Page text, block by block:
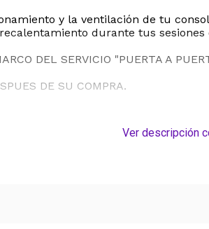
y la ventilación de tu
durante tus sesiones
DEL SERVICIO "PUERTA A
DE SU COMPRA.
Ver descripción